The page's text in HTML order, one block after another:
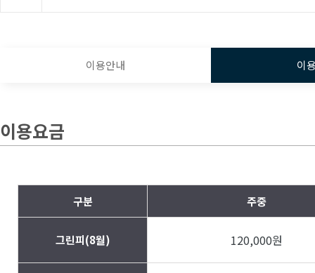
이용안내 이
이용요금
구분 주중
그린피(8월) 120,000원